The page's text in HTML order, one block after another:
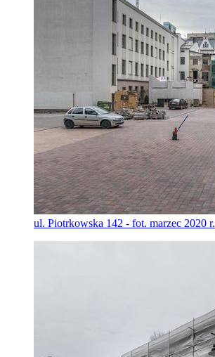
ul. Piotrkowska 142 - fot. marzec 2020 r.